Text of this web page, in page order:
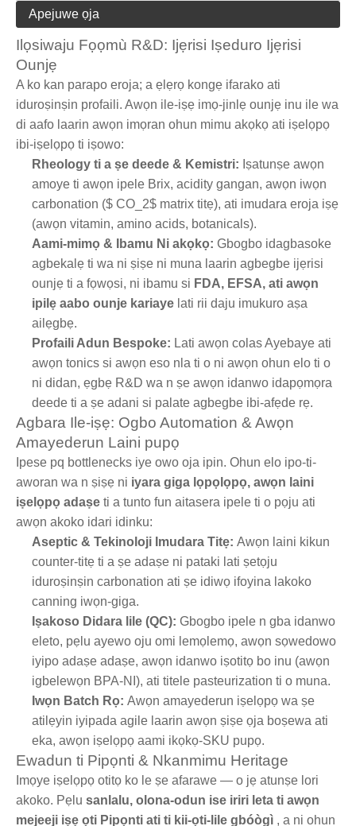
Apejuwe ọja
Ilọsiwaju Fọọmù R&D: Ijẹrisi Iṣeduro Ijẹrisi
Ounjẹ
A ko kan parapo eroja; a ẹlẹrọ kongẹ ifarako ati
iduroṣinṣin profaili. Awọn ile-iṣẹ imọ-jinlẹ ounjẹ inu ile wa
di aafo laarin awọn imọran ohun mimu akọkọ ati iṣelọpọ
ibi-iṣelọpọ ti iṣowo:
Rheology ti a ṣe deede & Kemistri: Iṣatunṣe awọn
amoye ti awọn ipele Brix, acidity gangan, awọn iwọn
carbonation ($ CO_2$ matrix titẹ), ati imudara eroja iṣẹ
(awọn vitamin, amino acids, botanicals).
Aami-mimọ & Ibamu Ni akọkọ: Gbogbo idagbasoke
agbekalẹ ti wa ni ṣiṣe ni muna laarin agbegbe ijẹrisi
ounjẹ ti a fọwọsi, ni ibamu si FDA, EFSA, ati awọn
ipilẹ aabo ounje kariaye lati rii daju imukuro aṣa
ailẹgbẹ.
Profaili Adun Bespoke: Lati awọn colas Ayebaye ati
awọn tonics si awọn eso nla ti o ni awọn ohun elo ti o
ni didan, ẹgbẹ R&D wa n ṣe awọn idanwo idapọmọra
deede ti a ṣe adani si palate agbegbe ibi-afẹde rẹ.
Agbara Ile-iṣẹ: Ogbo Automation & Awọn
Amayederun Laini pupọ
Ipese pq bottlenecks iye owo oja ipin. Ohun elo ipo-ti-
aworan wa n ṣiṣẹ ni iyara giga lọpọlọpọ, awọn laini
iṣelọpọ adaṣe ti a tunto fun aitasera ipele ti o pọju ati
awọn akoko idari idinku:
Aseptic & Tekinoloji Imudara Titẹ: Awọn laini kikun
counter-titẹ ti a ṣe adaṣe ni pataki lati ṣetọju
iduroṣinṣin carbonation ati ṣe idiwọ ifoyina lakoko
canning iwọn-giga.
Iṣakoso Didara lile (QC): Gbogbo ipele n gba idanwo
eleto, pẹlu ayewo oju omi lemọlemọ, awọn sọwedowo
iyipo adaṣe adaṣe, awọn idanwo iṣotitọ bo inu (awọn
igbelewọn BPA-NI), ati titele pasteurization ti o muna.
Iwọn Batch Rọ: Awọn amayederun iṣelọpọ wa ṣe
atilẹyin iyipada agile laarin awọn ṣiṣe ọja boṣewa ati
eka, awọn iṣelọpọ aami ikọkọ-SKU pupọ.
Ewadun ti Pipọnti & Nkanmimu Heritage
Imọye iṣelọpọ otitọ ko le ṣe afarawe — o jẹ atunṣe lori
akoko. Pẹlu sanlalu, olona-odun ise iriri leta ti awọn
mejeeji iṣẹ ọti Pipọnti ati ti kii-ọti-lile gbóògì , a ni ohun